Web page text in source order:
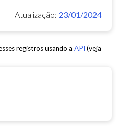
Atualização: 23/01/2024
registros usando a API (veja